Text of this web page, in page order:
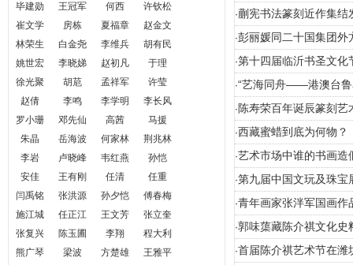
毕建勋
王冠军 何西
许钦松
崔文学
房栋 夏福章
赵金文
林荣生
白金尧 李维兵
胡有民
姚世宏
李晓娣 赵初凡
于理
徐光聚
胡苨 孟祥军
许莹
赵倩
李鸣 李学明
李长风
罗小珊
邓先仙 高茜
马援
朱晶
岳海波 何家林
荆兆林
李岩
卢晓峰 韦红燕
孙恺
安佳
王有刚 任清
任重
闫禹铭
张洪源 孙夕恺
傅春梅
施江城
任正江 王文芳
张立奎
张复兴
陈玉圃 李翔
程大利
熊广琴
梁波 方楚雄
王雅平
·蒯宪书法篆刻近作集
·彭丽媛同二十国集团外
·第十四届临沂书圣文化
·“艺海同舟——港澳台鲁
· 陈寿荣百年诞辰篆刻
·西藏蜜蜡到底为何物？
·艺术市场中谁的书画造
·第九届中国文玩及珠宝
·青年画家张泮军国画作
·郭味蕖藏陈介祺文化史
·首届陈介祺艺术节在潍